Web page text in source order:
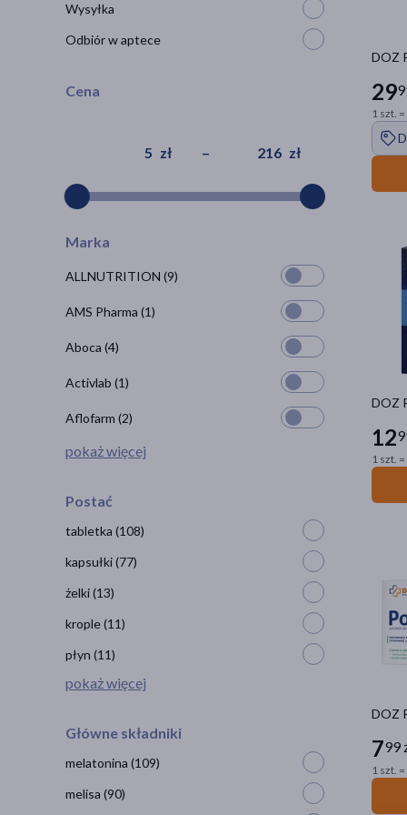
DOZ
29
1 szt.
DOZ
12
1 szt.
DOZ
799
1 szt.
Wysyłka
Odbiór w aptece
Cena
zł – zł
Marka
ALLNUTRITION (9)
AMS Pharma (1)
Aboca (4)
Activlab (1)
Aflofarm (2)
pokaż więcej
Postać
tabletka (108)
kapsułki(77)
żelki(13)
krople(11)
płyn (11)
pokaż więcej
Główne składniki
melatonina (109)
melisa (90)